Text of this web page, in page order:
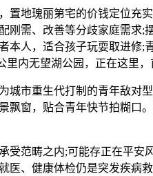
瑰丽第宅的价钱定位充实
刚需、改善等分歧家庭需求;
本人，适合孩子玩耍取进修;
里内无望湖公园，正在这里，
重生代打制的青年敌对型
飘窗，贴合青年快节拍糊口
畴之内;可能存正在平安风
医、健康体检仍是突发疾病